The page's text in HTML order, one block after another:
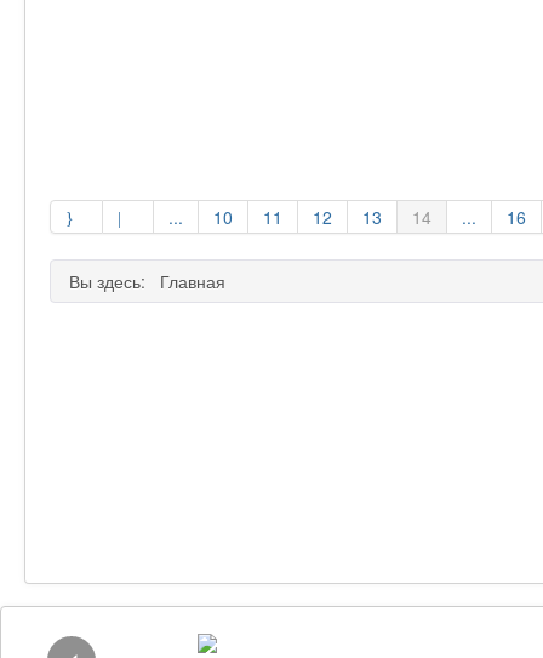
... 10 11 12 13 14 ... 16
Вы здесь: Главная